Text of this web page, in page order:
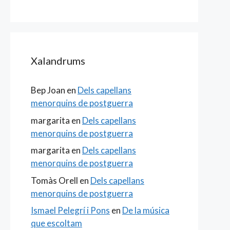
Xalandrums
Bep Joan en Dels capellans
menorquins de postguerra
margarita en Dels capellans
menorquins de postguerra
margarita en Dels capellans
menorquins de postguerra
Tomàs Orell en Dels capellans
menorquins de postguerra
Ismael Pelegrí i Pons en De la música
que escoltam